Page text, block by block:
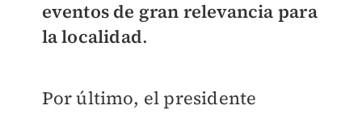
eventos de gran relevancia para
la localidad.
Por último, el presidente